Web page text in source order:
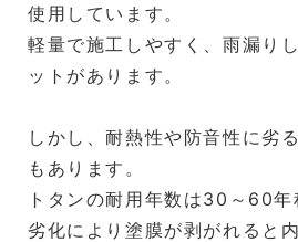
使用しています。
軽量で施工しやすく、雨漏り
ットがあります。
しかし、耐熱性や防音性に劣
もあります。
トタンの耐用年数は30～60
劣化により塗膜が剥がれると